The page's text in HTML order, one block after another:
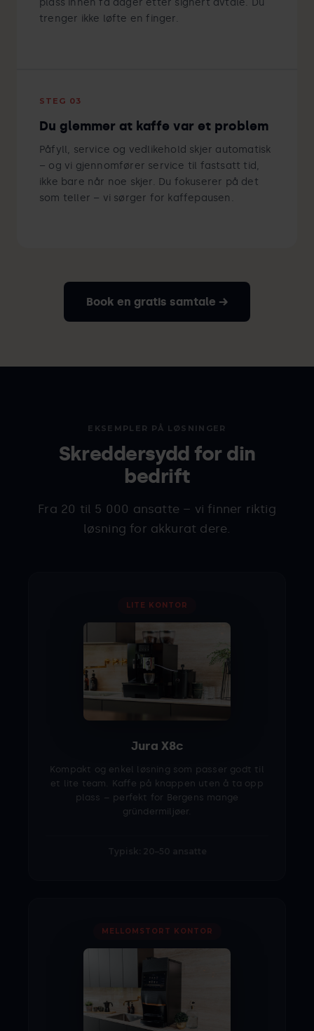
plass innen få dager etter signert avtale. Du
trenger ikke løfte en finger.
STEG 03
Du glemmer at kaffe var et problem
Påfyll, service og vedlikehold skjer automatisk
– og vi gjennomfører service til fastsatt tid,
ikke bare når noe skjer. Du fokuserer på det
som teller – vi sørger for kaffepausen.
Book en gratis samtale →
EKSEMPLER PÅ LØSNINGER
Skreddersydd for din
bedrift
Fra 20 til 5 000 ansatte – vi finner riktig
løsning for akkurat dere.
LITE KONTOR
Jura X8c
Kompakt og enkel løsning som passer godt til
et lite team. Kaffe på knappen uten å ta opp
plass – perfekt for Bergens mange
gründermiljøer.
MELLOMSTORT KONTOR